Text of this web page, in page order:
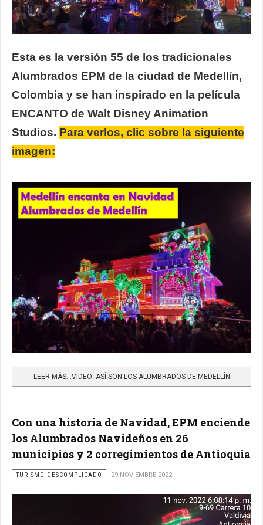
Esta es la versión 55 de los tradicionales
Alumbrados EPM de la ciudad de Medellín,
Colombia y se han inspirado en la película
ENCANTO de Walt Disney Animation
Studios. Para verlos, clic sobre la siguiente
imagen:
LEER MÁS…VIDEO: ASÍ SON LOS ALUMBRADOS DE MEDELLÍN
Con una historia de Navidad, EPM enciende
los Alumbrados Navideños en 26
municipios y 2 corregimientos de Antioquia
TURISMO DESCOMPLICADO 29 NOVIEMBRE 2022